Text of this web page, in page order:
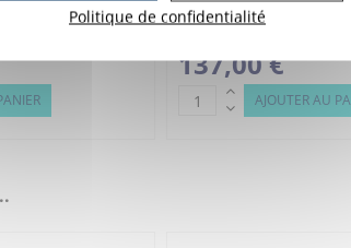
Spec bleu Contacteur Mini Cup
137,00 €
AJOUTER AU
Politique de confidentialité